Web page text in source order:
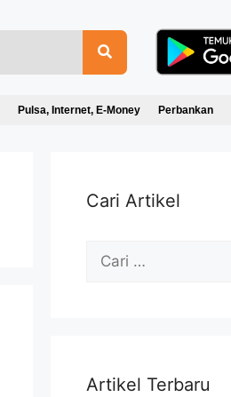
Pulsa, Internet, E-Money Perbankan
Cari Artikel
Artikel Terbaru